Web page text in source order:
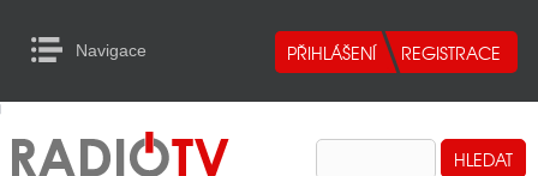
Navigace
RADIA
to Content